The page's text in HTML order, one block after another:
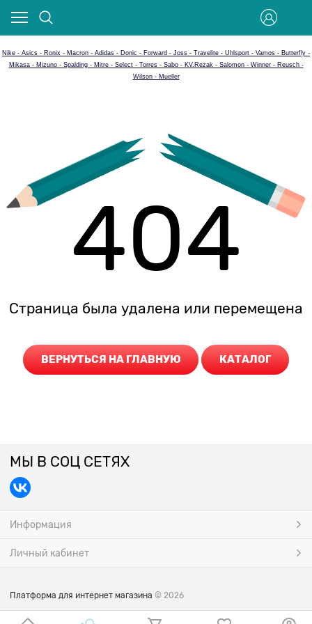
Nike - Asics - Ronix - Macron - Adidas - Donic - Forward - Joss - Travelite - Uhlsport - Vamos - Butterfly -
Mikasa - Mizuno - Spalding - Mitre - Select - Torres - Sabo - KV.Rezak - Salomon - Winner - Reusch -
Wilson - Mueller
404
Страница была удалена или перемещена
ВЕРНУТЬСЯ НА ГЛАВНУЮ КАТАЛОГ
МЫ В СОЦ СЕТЯХ
Информация
Личный кабинет
Платформа для интернет магазина © 2026